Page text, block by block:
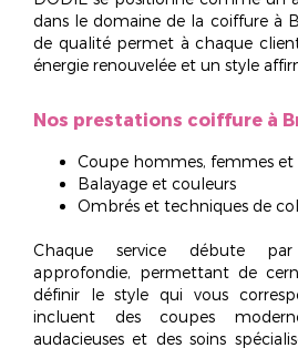
dans le domaine de la coiffure à
de qualité permet à chaque
énergie renouvelée et un style
Nos prestations coiffure à
Coupe hommes, femmes et
Balayage et couleurs
Ombrés et techniques de
Chaque service débute
approfondie, permettant de
définir le style qui vous
incluent des coupes
audacieuses et des soins